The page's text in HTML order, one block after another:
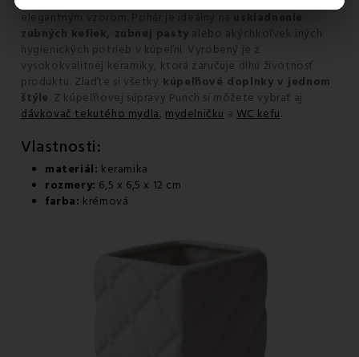
elegantným vzorom. Pohár je ideálny na
uskladnenie
zubných kefiek, zubnej pasty alebo akýchkoľvek iných
hygienických potrieb v kúpeľni. Vyrobený je z
vysokokvalitnej keramiky, ktorá zaručuje dlhú životnosť
produktu. Zlaďte si všetky kúpeľňové doplnky v jednom
štýle. Z kúpeľňovej súpravy Punch si môžete vybrať aj
dávkovač tekutého mydla, mydelničku a WC kefu.
Vlastnosti:
materiál: keramika
rozmery: 6,5 x 6,5 x 12 cm
farba: krémová